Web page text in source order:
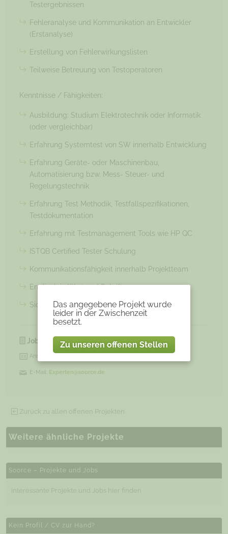
Das angegebene Projekt wurde
leider in der Zwischenzeit
besetzt.
Zu unseren offenen Stellen
Testergebnissen
Fehleranalyse und Kommunikation an Entwickler
(Erstanalyse)
Erstellung von Fehlerwirkungslisten
Teilweise Betreuung von Testoperatoren
Kenntnisse / Fähigkeiten:
Ausbildung: Studium Elektrotechnik oder Informatik
(oder vergleichbar)
Erfahrung Systemtest von SW innerhalb Entwicklung
Erfahrung Geräte- oder Maschinenbau,
Automatisierung bzw. Mess- Steuer- und
Regelungstechnik
Erfahrung Test Methodik, Testfallspezifikationen,
Testdokumentation
Erfahrung mit Testmanagement Tools wie HP QC
ISTQB Certified Tester Schulung
Kommunikationsfähigkeit innerhalb Projektteam
Englisch in Wort und Schrift
Sicherer Umgang mit MS-Office
JobNr: 3519
Ansprechpartner:
E-Mail: Experten@soorce.de
Zurück zu allen offenen Projekten
Weitere ähnliche Projekte
Soorce – Projekte und Jobs
Interessante Projekte und Jobs hier finden
Kein Profil / CV zur Hand?